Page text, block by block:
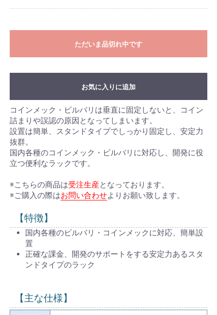
ただいま品切れ中です
お気に入りに追加
コインメック・ビルバリは垂直に固定しないと、コイン
詰まりや誤認の原因となってしまいます。
設置は簡単、スタンドタイプでしっかり固定し、安定力
抜群。
国内各種のコインメック・ビルバリに対応し、開発に役
立つ便利なラックです。
※こちらの商品は受注生産となっております。
※ご購入の際はお問い合わせよりお願い致します。
【特徴】
国内各種のビルバリ・コインメックに対応、簡単設
置
正確な課金、開発のサポートをする安定力あるスタ
ンドタイプのラック
【主な仕様】